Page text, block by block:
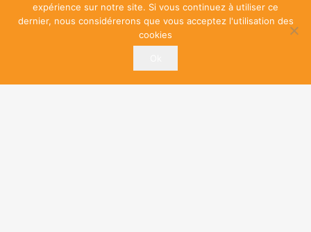
OfficePlus – Business Centres
expérience sur notre site. Si vous continuez à utiliser ce
dernier, nous considérerons que vous acceptez l'utilisation des
cookies